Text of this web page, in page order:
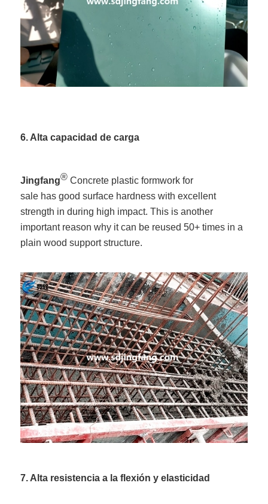
6. Alta capacidad de carga
Jingfang® Concrete plastic formwork for
sale has good surface hardness with excellent
strength in during high impact. This is another
important reason why it can be reused 50+ times in a
plain wood support structure.
7. Alta resistencia a la flexión y elasticidad